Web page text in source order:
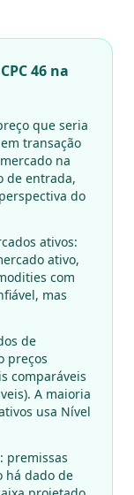
46 na
que seria
transação
na
de entrada,
do
ativos:
ativo,
com
mas
de
preços
comparáveis
A maioria
usa Nível
premissas
há dado de